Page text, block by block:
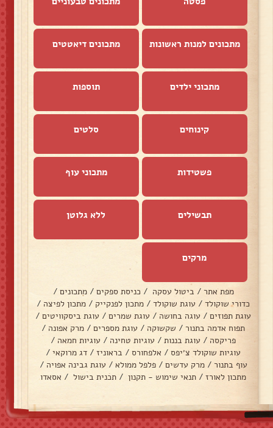
מתכונים למנות ראשונות מתכונים דיאטטים
מתכוני ילדים תוספות
קינוחים סלטים
פשטידות מתכוני עוף
תבשילים ללא גלוטן
מרקים
מפת אתר / ביטול עסקה / כניסת ספקים / מתכונים /
כדורי שוקולד / עוגת שוקולד / מתכון לפנקייק / מתכון לפיצה /
עוגת תפוזים / עוגה בחושה / עוגת שמרים / עוגת ביסקוויטים /
תפוח אדמה בתנור / שקשוקה / עוגת מספרים / מרק אפונה /
פריקסה / עוגת בננות / עוגיות טחינה / עוגיות חמאה /
עוגיות שוקולד צ׳יפס / אלפחורס / בראוניז / דג מרוקאי /
עוף בתנור / מרק עדשים / פלפל ממולא / עוגת גבינה אפויה /
מתכון לאורז / תנאי שימוש - תקנון / תכנית בישול / אסאדו